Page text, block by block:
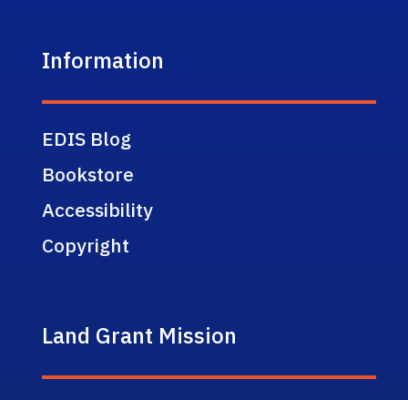
Information
EDIS Blog
Bookstore
Accessibility
Copyright
Land Grant Mission